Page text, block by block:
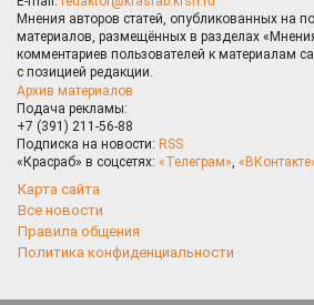
Мнения авторов статей, опубликованных на
материалов, размещённых в разделах
комментариев пользователей к материалам
с позицией редакции.
Архив материалов
Подача рекламы:
+7 (391) 211-56-88
Подписка на новости: RSS
«Красраб» в соцсетях: «Телеграм»,
Карта сайта
Все новости
Правила общения
Политика конфиденциальности